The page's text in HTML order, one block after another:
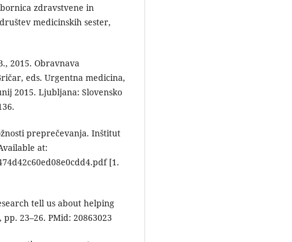
zdravstvene in
medicinskih sester,
2015. Obravnava
eds. Urgentna medicina,
2015. Ljubljana: Slovensko
preprečevanja. Inštitut
at:
[1.
tell us about helping
23–26. PMid: 20863023